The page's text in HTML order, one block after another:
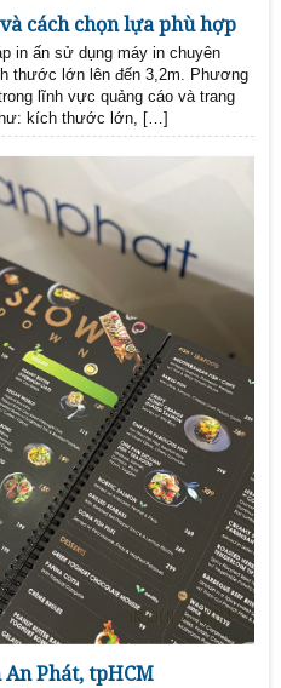
cách chọn lựa phù hợp
in ấn sử dụng máy in chuyên
thước lớn lên đến 3,2m. Phương
lĩnh vực quảng cáo và trang
kích thước lớn, […]
Phát, tpHCM